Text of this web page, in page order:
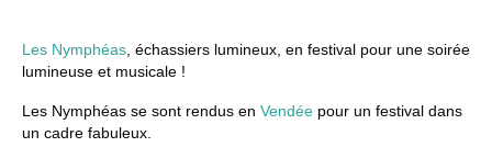
Les Nymphéas , échassiers lumineux, en festival pour une soirée
lumineuse et musicale !
Les Nymphéas se sont rendus en Vendée pour un festival dans
un cadre fabuleux.